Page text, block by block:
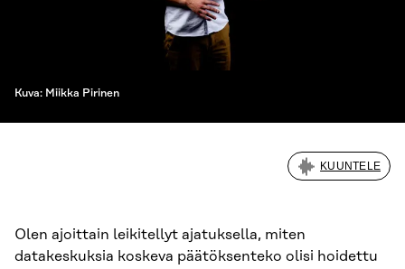
Kuva: Miikka Pirinen
KUUNTELE
Olen ajoittain leikitellyt ajatuksella, miten
datakeskuksia koskeva päätöksenteko olisi hoidettu